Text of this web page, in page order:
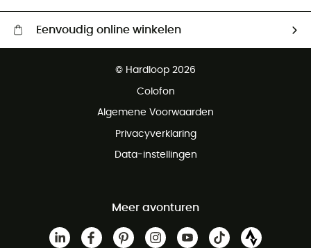
Eenvoudig online winkelen
Gratis retourneren binnen 100 dagen
© Hardloop 2026
Colofon
Algemene Voorwaarden
Privacyverklaring
Data-instellingen
Meer avonturen